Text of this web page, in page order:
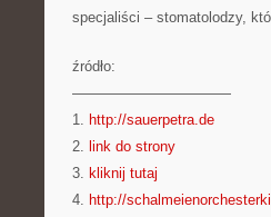
specjaliści – stomatolodzy,
źródło:
———————————
1. http://sauerpetra.de
2. link do strony
3. kliknij tutaj
4. http://